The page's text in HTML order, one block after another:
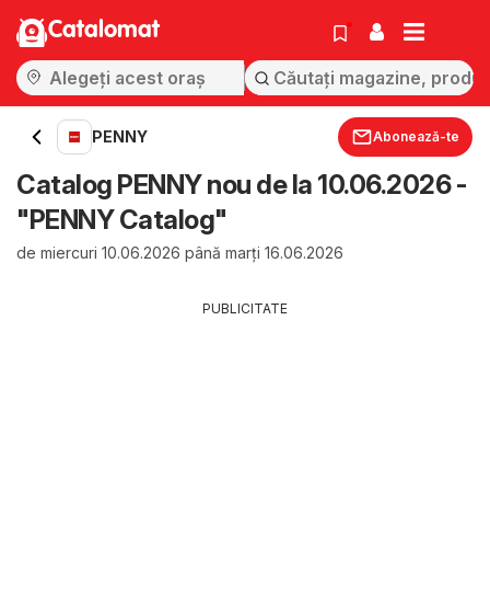
Catalomat
PENNY Abonează-te
Catalog PENNY nou de la 10.06.2026 -
"PENNY Catalog"
de miercuri 10.06.2026 până marți 16.06.2026
PUBLICITATE